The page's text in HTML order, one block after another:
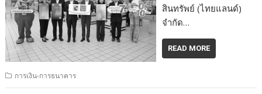
สินทรัพย์ (ไทยแลนด์)
จำกัด…
READ MORE
การเงิน-การธนาคาร